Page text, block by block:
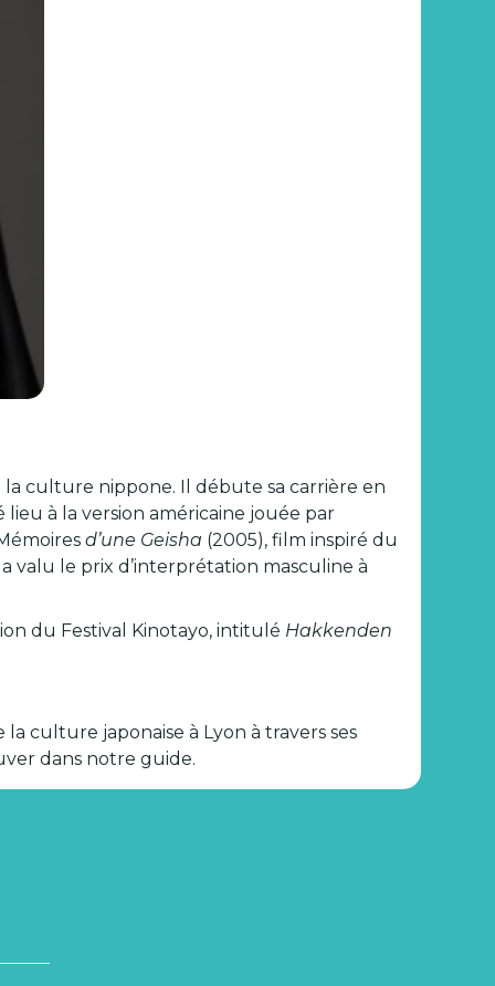
culture nippone. Il débute sa carrière en
lieu à la version américaine jouée par
d’une Geisha (2005), film inspiré du
valu le prix d’interprétation masculine à
du Festival Kinotayo, intitulé Hakkenden
culture japonaise à Lyon à travers ses
dans notre guide.